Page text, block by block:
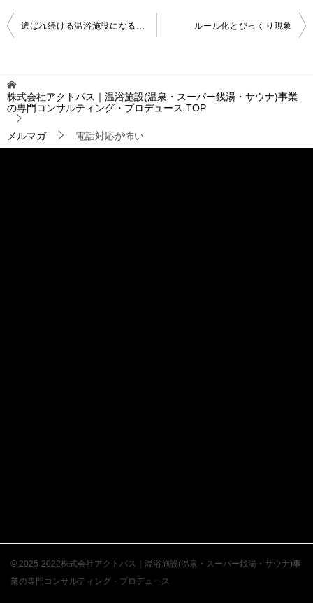
投
稿
ゲ
ー
シ
ョ
ン
選ばれ続ける温浴施設になるために(2) ルール化とびっくり現象
株式会社アクトパス｜温浴施設(温泉・スーパー銭湯・サウナ)事業
の専門コンサルティング・プロデュース TOP
メルマガ 電話対応が怖い
© 2025-2022株式会社アクトパス｜温浴施設(温泉・スーパー銭湯・サウナ)事
業の専門コンサルティング・プロデュース